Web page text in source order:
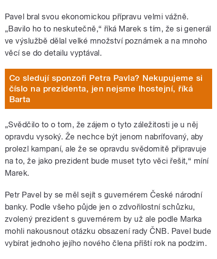
Pavel bral svou ekonomickou přípravu velmi vážně.
„Bavilo ho to neskutečně,“ říká Marek s tím, že si generál
ve výslužbě dělal velké množství poznámek a na mnoho
věcí se do detailu vyptával.
Co sledují sponzoři Petra Pavla? Nekupujeme si
číslo na prezidenta, jen nejsme lhostejní, říká
Barta
„Svědčilo to o tom, že zájem o tyto záležitosti je u něj
opravdu vysoký. Že nechce být jenom nabrífovaný, aby
prolezl kampaní, ale že se opravdu svědomitě připravuje
na to, že jako prezident bude muset tyto věci řešit,“ míní
Marek.
Petr Pavel by se měl sejít s guvernérem České národní
banky. Podle všeho půjde jen o zdvořilostní schůzku,
zvolený prezident s guvernérem by už ale podle Marka
mohli nakousnout otázku obsazení rady ČNB. Pavel bude
vybírat jednoho jejího nového člena příští rok na podzim.